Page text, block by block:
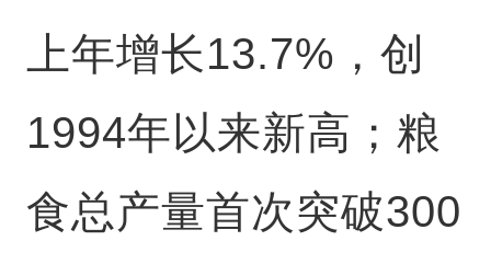
上年增长13.7%，创
1994年以来新高；粮
食总产量首次突破300